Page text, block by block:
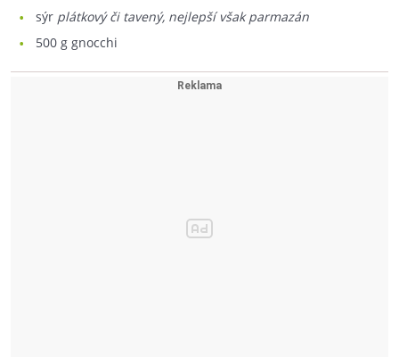
sýr plátkový či tavený, nejlepší však parmazán
500 g gnocchi